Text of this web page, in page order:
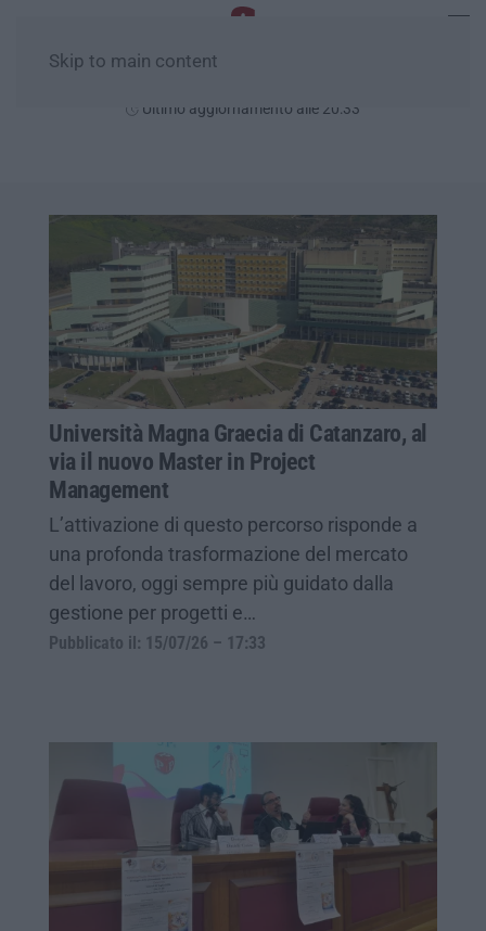
Skip to main content
Ultimo aggiornamento alle 20:33
Università Magna Graecia di Catanzaro, al
via il nuovo Master in Project
Management
L’attivazione di questo percorso risponde a
una profonda trasformazione del mercato
del lavoro, oggi sempre più guidato dalla
gestione per progetti e…
Pubblicato il: 15/07/26 – 17:33